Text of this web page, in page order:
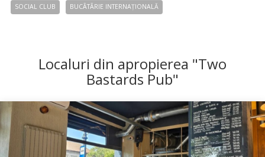
SOCIAL CLUB BUCÃTÃRIE INTERNAȚIONALĂ
Localuri din apropierea "Two
Bastards Pub"